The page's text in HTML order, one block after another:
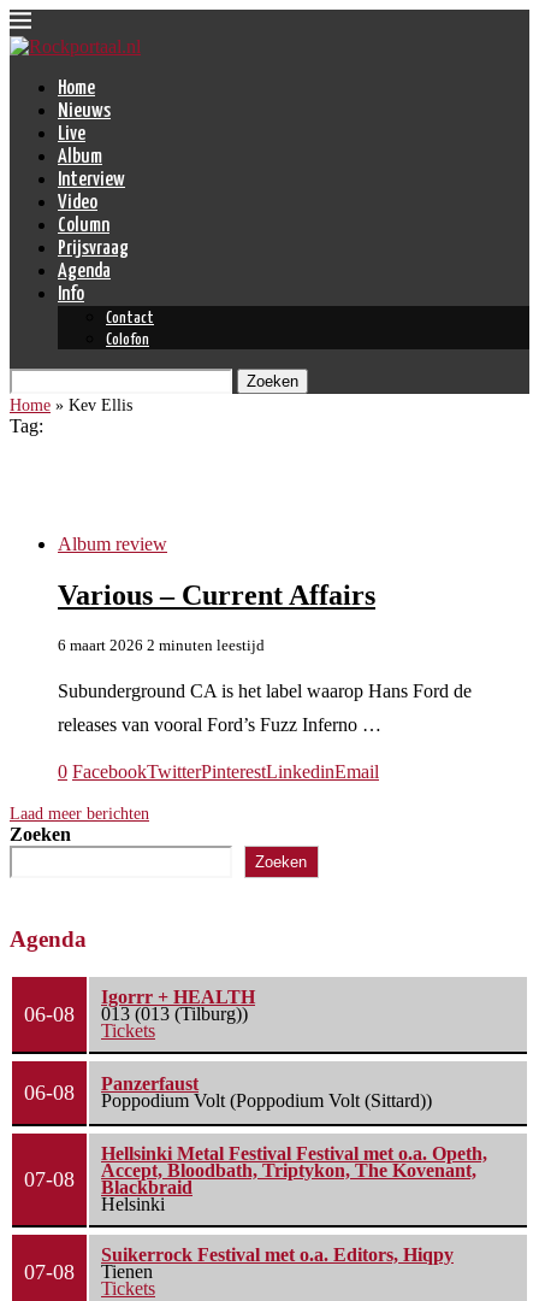
Home
Nieuws
Live
Album
Interview
Video
Column
Prijsvraag
Agenda
Info
Contact
Colofon
Zoeken
Home » Kev Ellis
Tag:
Album review
Various – Current Affairs
6 maart 2026 2 minuten leestijd
Subunderground CA is het label waarop Hans Ford de
releases van vooral Ford’s Fuzz Inferno …
0 FacebookTwitterPinterestLinkedinEmail
Laad meer berichten
Zoeken
Zoeken
Agenda
06-08
Igorrr + HEALTH
013 (013 (Tilburg))
Tickets
06-08
Panzerfaust
Poppodium Volt (Poppodium Volt (Sittard))
07-08
Hellsinki Metal Festival Festival met o.a. Opeth,
Accept, Bloodbath, Triptykon, The Kovenant,
Blackbraid
Helsinki
07-08
Suikerrock Festival met o.a. Editors, Hiqpy
Tienen
Tickets